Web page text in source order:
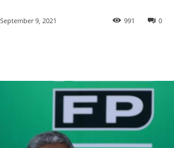
September 9, 2021 0
991